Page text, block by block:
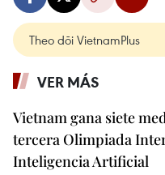
Theo dõi VietnamPlus
VER MÁS
Vietnam gana siete
tercera Olimpiada
Inteligencia Artificial